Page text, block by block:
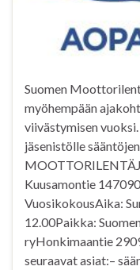
Suomen
myöhempään
viivästymisen
jäsenistölle
Kuusamontie
VuosikokousAika:
12.00Paikka:
ryHonkimaantie
seuraavat asiat:–